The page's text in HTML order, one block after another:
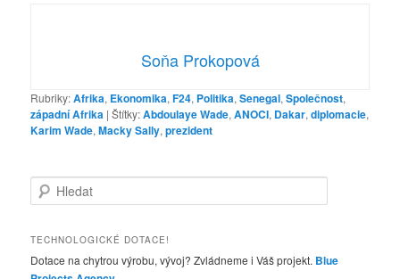
Soňa Prokopová
Rubriky:Afrika, Ekonomika,F24, Politika,Senegal,Společnost,
západní Afrika |Štítky:Abdoulaye Wade,ANOCI, Dakar,diplomacie,
Karim Wade,Macky Sally,prezident
l
d
t
TECHNOLOGICKÉ DOTACE!
Dotace na chytrou výrobu, vývoj? Zvládneme i Váš projekt. Blue